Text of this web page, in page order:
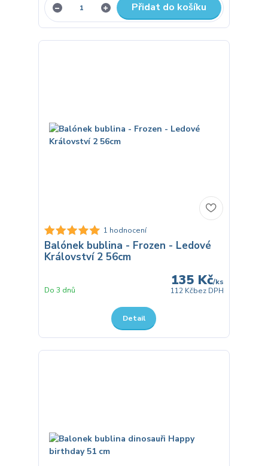
Přidat do košíku
1 hodnocení
Balónek bublina - Frozen - Ledové
Království 2 56cm
135 Kč/ks
112 Kčbez DPH
Do 3 dnů
Detail